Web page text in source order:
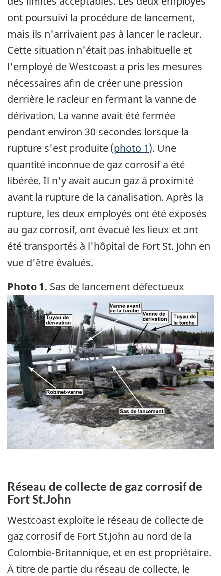
ont poursuivi la procédure de lancement,
mais ils n'arrivaient pas à lancer le racleur.
Cette situation n'était pas inhabituelle et
l'employé de Westcoast a pris les mesures
nécessaires afin de créer une pression
derrière le racleur en fermant la vanne de
dérivation. La vanne avait été fermée
pendant environ 30 secondes lorsque la
rupture s'est produite (photo 1). Une
quantité inconnue de gaz corrosif a été
libérée. Il n'y avait aucun gaz à proximité
avant la rupture de la canalisation. Après la
rupture, les deux employés ont été exposés
au gaz corrosif, ont évacué les lieux et ont
été transportés à l'hôpital de Fort St. John en
vue d'être évalués.
Photo 1. Sas de lancement défectueux
Image
Réseau de collecte de gaz corrosif de
Fort St.John
Westcoast exploite le réseau de collecte de
gaz corrosif de Fort St.John au nord de la
Colombie-Britannique, et en est propriétaire.
À titre de partie du réseau de collecte, le